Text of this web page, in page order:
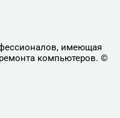
имеющая
компьютеров. ©